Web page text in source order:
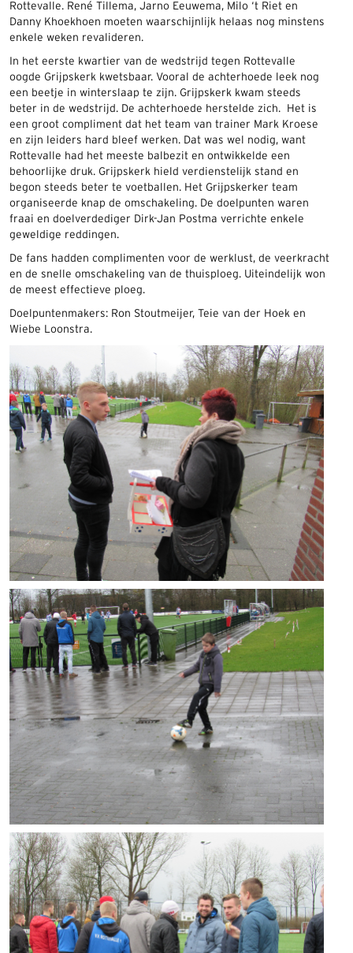
Rottevalle. René Tillema, Jarno Eeuwema, Milo ‘t Riet en
Danny Khoekhoen moeten waarschijnlijk helaas nog minstens
enkele weken revalideren.
In het eerste kwartier van de wedstrijd tegen Rottevalle
oogde Grijpskerk kwetsbaar. Vooral de achterhoede leek nog
een beetje in winterslaap te zijn. Grijpskerk kwam steeds
beter in de wedstrijd. De achterhoede herstelde zich. Het is
een groot compliment dat het team van trainer Mark Kroese
en zijn leiders hard bleef werken. Dat was wel nodig, want
Rottevalle had het meeste balbezit en ontwikkelde een
behoorlijke druk. Grijpskerk hield verdienstelijk stand en
begon steeds beter te voetballen. Het Grijpskerker team
organiseerde knap de omschakeling. De doelpunten waren
fraai en doelverdediger Dirk-Jan Postma verrichte enkele
geweldige reddingen.
De fans hadden complimenten voor de werklust, de veerkracht
en de snelle omschakeling van de thuisploeg. Uiteindelijk won
de meest effectieve ploeg.
Doelpuntenmakers: Ron Stoutmeijer, Teie van der Hoek en
Wiebe Loonstra.